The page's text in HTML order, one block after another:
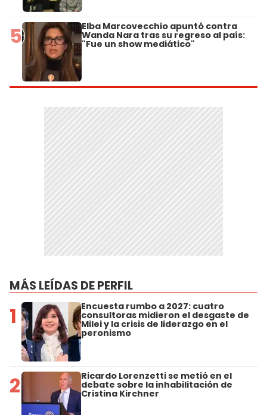
5 Elba Marcovecchio apuntó contra
Wanda Nara tras su regreso al país:
"Fue un show mediático"
MÁS LEÍDAS DE PERFIL
1 Encuesta rumbo a 2027: cuatro
consultoras midieron el desgaste de
Milei y la crisis de liderazgo en el
peronismo
2 Ricardo Lorenzetti se metió en el
debate sobre la inhabilitación de
Cristina Kirchner